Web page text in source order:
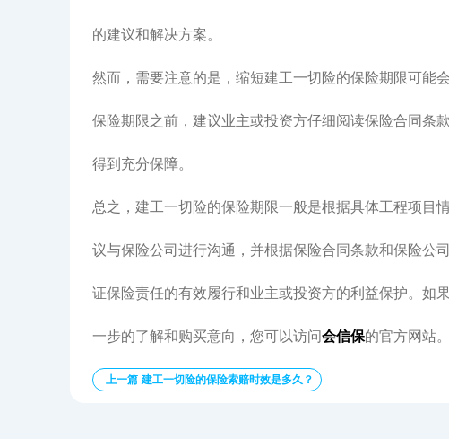
的建议和解决方案。
然而，需要注意的是，缩短建工一切险的保险期限可能
保险期限之前，建议业主或投资方仔细阅读保险合同条
得到充分保障。
总之，建工一切险的保险期限一般是根据具体工程项目
议与保险公司进行沟通，并根据保险合同条款和保险公
证保险责任的有效履行和业主或投资方的利益保护。如
一步的了解和购买意向，您可以访问会信保的官方网站。
上一篇 建工一切险的保险索赔时效是多久？